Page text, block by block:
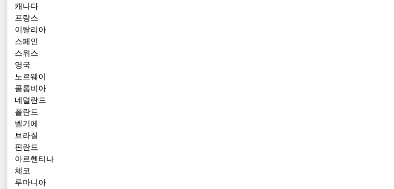
캐나다
프랑스
이탈리아
스페인
스위스
영국
노르웨이
콜롬비아
네덜란드
폴란드
벨기에
브라질
핀란드
아르헨티나
체코
루마니아